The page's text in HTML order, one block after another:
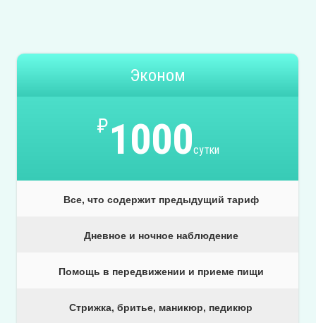
Эконом
₽1000сутки
Все, что содержит предыдущий тариф
Дневное и ночное наблюдение
Помощь в передвижении и приеме пищи
Стрижка, бритье, маникюр, педикюр